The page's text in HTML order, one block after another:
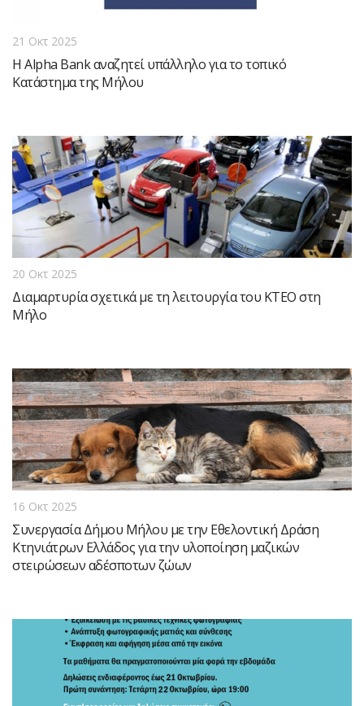
21 Οκτ 2025
Η Alpha Bank αναζητεί υπάλληλο για το τοπικό
Κατάστημα της Μήλου
20 Οκτ 2025
Διαμαρτυρία σχετικά με τη λειτουργία του ΚΤΕΟ στη
Μήλο
16 Οκτ 2025
Συνεργασία Δήμου Μήλου με την Εθελοντική Δράση
Κτηνιάτρων Ελλάδος για την υλοποίηση μαζικών
στειρώσεων αδέσποτων ζώων